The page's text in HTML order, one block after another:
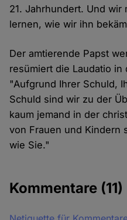
21. Jahrhundert. Und wir
lernen, wie wir ihn
Der amtierende Papst
resümiert die Laudatio
"Aufgrund Ihrer Schuld,
Schuld sind wir zu der
kaum jemand in der
von Frauen und Kindern
wie Sie."
Kommentare (11)